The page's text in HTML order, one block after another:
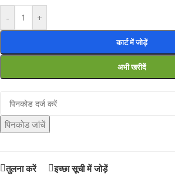
- +
कार्ट में जोड़ें
अभी खरीदें
पिनकोड जांचें
तुलना करें इच्छा सूची में जोड़ें